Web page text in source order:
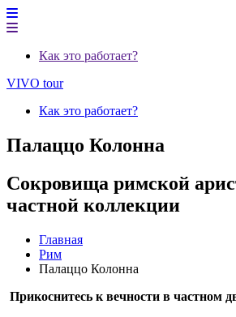
Как это работает?
VIVO tour
Как это работает?
Палаццо Колонна
Сокровища римской
частной коллекции
Главная
Рим
Палаццо Колонна
Прикоснитесь к вечности в частном